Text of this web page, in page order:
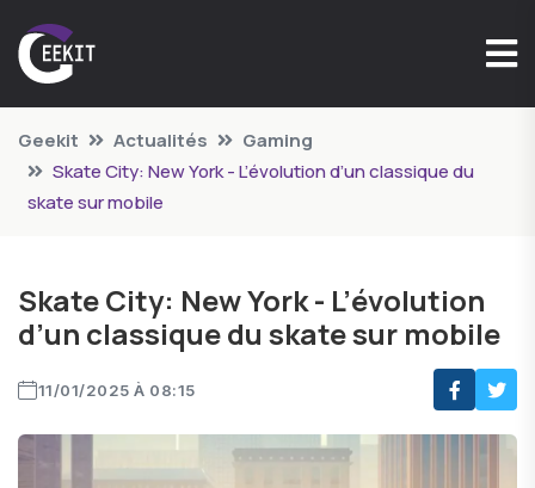
Geekit Actualités
Gaming
Skate City: New York - L’évolution d’un classique du
skate sur mobile
Skate City: New York - L’évolution
d’un classique du skate sur mobile
11/01/2025 À 08:15